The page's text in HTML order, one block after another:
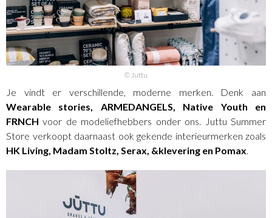
© Juttu
Je vindt er verschillende, moderne merken. Denk aan
Wearable stories, ARMEDANGELS, Native Youth en
FRNCH voor de modeliefhebbers onder ons. Juttu Summer
Store verkoopt daarnaast ook gekende interieurmerken zoals
HK Living, Madam Stoltz, Serax, &klevering en Pomax